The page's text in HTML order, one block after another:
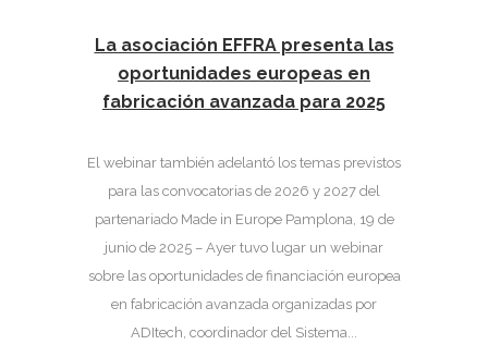
La asociación EFFRA presenta las
oportunidades europeas en
fabricación avanzada para 2025
El webinar también adelantó los temas previstos
para las convocatorias de 2026 y 2027 del
partenariado Made in Europe Pamplona, 19 de
junio de 2025 – Ayer tuvo lugar un webinar
sobre las oportunidades de financiación europea
en fabricación avanzada organizadas por
ADItech, coordinador del Sistema...